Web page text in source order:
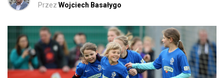
Przez Wojciech Basałygo